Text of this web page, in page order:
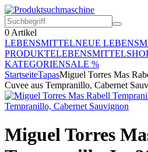
0 Artikel
LEBENSMITTELNEUE
PRODUKTE
KATEGORIENSALE %
StartseiteTapasMiguel Torres Mas
Cuvee aus Tempranillo, Cabernet
Miguel Torres